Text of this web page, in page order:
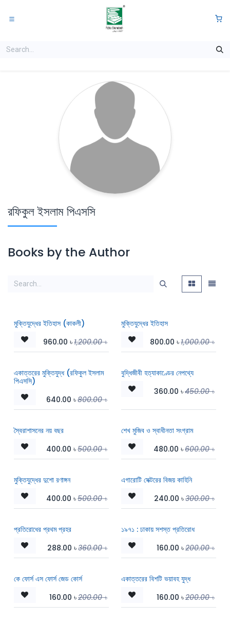
রফিকুল ইসলাম পিএসসি
Books by the Author
মুক্তিযুদ্ধের ইতিহাস (কাকলী)
960.00 ৳1,200.00৳
মুক্তিযুদ্ধের ইতিহাস
800.00 ৳1,000.00৳
একাত্তরের মুক্তিযুদ্ধ (রফিকুল ইসলাম
পিএসসি)
640.00 ৳800.00৳
বুদ্ধিজীবী হত্যাকাণ্ডের নেপথ্যে
360.00 ৳450.00৳
স্বৈরাশাসনের নয় বছর
400.00 ৳500.00৳
শেখ মুজিব ও স্বাধীনতা সংগ্রাম
480.00 ৳600.00৳
মুক্তিযুদ্ধের দুশো রণাঙ্গন
400.00 ৳500.00৳
এগারোটি সেক্টরের বিজয় কাহিনি
240.00 ৳300.00৳
প্রতিরোধের প্রথম প্রহর
288.00 ৳360.00৳
১৯৭১ : ঢাকায় সশস্ত প্রতিরোধ
160.00 ৳200.00৳
কে ফোর্স এস ফোর্স জেড কোর্স
160.00 ৳200.00৳
একাত্তরের বিশটি ভয়াবহ যুদ্ধ
160.00 ৳200.00৳